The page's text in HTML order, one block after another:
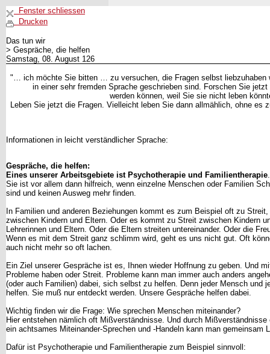
Fenster schliessen
Drucken
Das tun wir
> Gespräche, die helfen
Samstag, 08. August 126
"… ich möchte Sie bitten … zu versuchen, die Fragen selbst liebzuhaben
in einer sehr fremden Sprache geschrieben sind. Forschen Sie
werden können, weil Sie sie nicht leben
Leben Sie jetzt die Fragen. Vielleicht leben Sie dann allmählich, ohne es
Informationen in leicht verständlicher Sprache:
Gespräche, die helfen:
Eines unserer Arbeitsgebiete ist Psychotherapie und Familientherapie
Sie ist vor allem dann hilfreich, wenn einzelne Menschen oder Familien
sind und keinen Ausweg mehr finden.
In Familien und anderen Beziehungen kommt es zum Beispiel oft zu
zwischen Kindern und Eltern. Oder es kommt zu Streit zwischen Kindern
Lehrerinnen und Eltern. Oder die Eltern streiten untereinander. Oder die
Wenn es mit dem Streit ganz schlimm wird, geht es uns nicht gut. Oft
auch nicht mehr so oft lachen.
Ein Ziel unserer Gespräche ist es, Ihnen wieder Hoffnung zu geben. Und
Probleme haben oder Streit. Probleme kann man immer auch anders
(oder auch Familien) dabei, sich selbst zu helfen. Denn jeder Mensch und
helfen. Sie muß nur entdeckt werden. Unsere Gespräche helfen dabei.
Wichtig finden wir die Frage: Wie sprechen Menschen miteinander?
Hier entstehen nämlich oft Mißverständnisse. Und durch
ein achtsames Miteinander-Sprechen und -Handeln kann man gemeinsam
Dafür ist Psychotherapie und Familientherapie zum Beispiel sinnvoll: